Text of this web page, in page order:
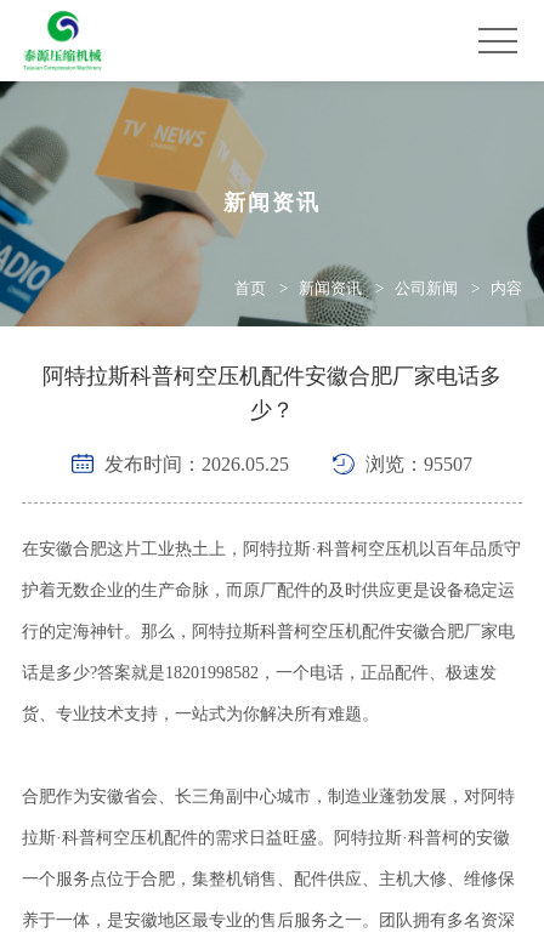
新闻资讯
首页 新闻资讯 公司新闻 内容
阿特拉斯科普柯空压机配件安徽合肥厂家电话多
少？
发布时间：2026.05.25 浏览：95507
在安徽合肥这片工业热土上，阿特拉斯·科普柯空压机以百年品质守
护着无数企业的生产命脉，而原厂配件的及时供应更是设备稳定运
行的定海神针。那么，阿特拉斯科普柯空压机配件安徽合肥厂家电
话是多少?答案就是18201998582，一个电话，正品配件、极速发
货、专业技术支持，一站式为你解决所有难题。
合肥作为安徽省会、长三角副中心城市，制造业蓬勃发展，对阿特
拉斯·科普柯空压机配件的需求日益旺盛。阿特拉斯·科普柯的安徽
一个服务点位于合肥，集整机销售、配件供应、主机大修、维修保
养于一体，是安徽地区最专业的售后服务之一。团队拥有多名资深